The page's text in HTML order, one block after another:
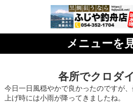
メニューを
各所でクロダ
今日一日風穏やかで良かったのですが
上げ時には小雨が降ってきましたね。